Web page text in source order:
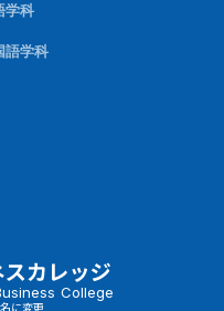
学科
語学科
College
に変更